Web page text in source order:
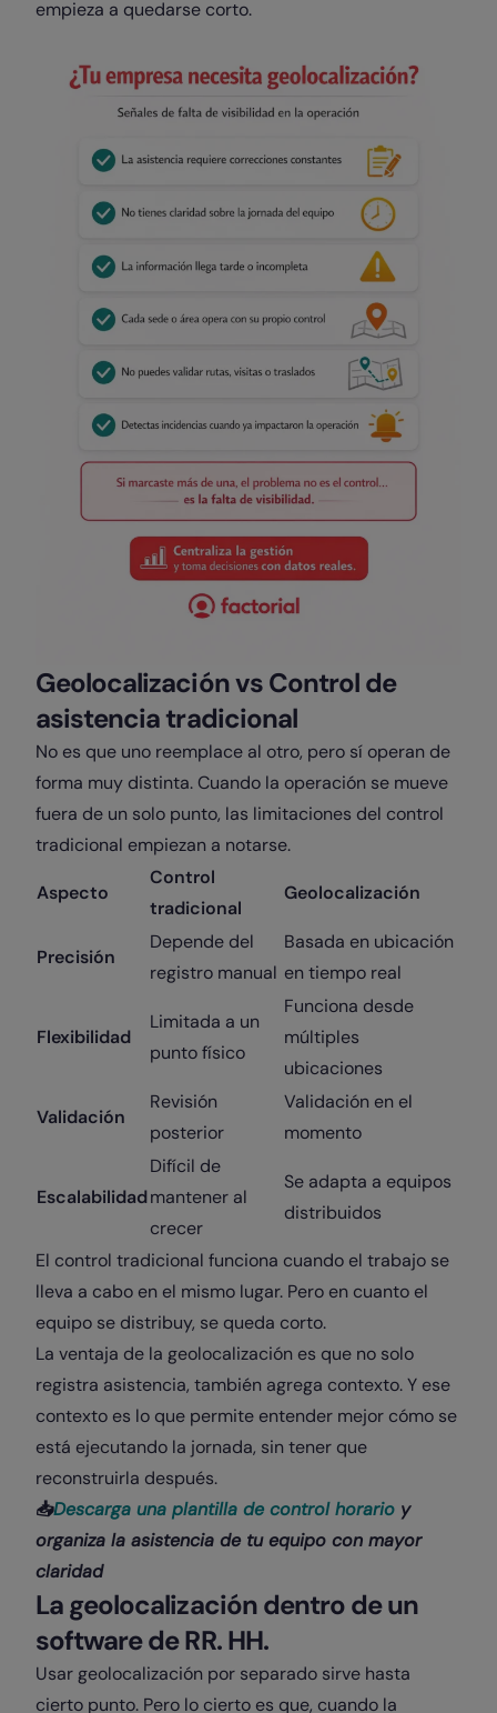
empieza a quedarse corto.
Geolocalización vs Control de
asistencia tradicional
No es que uno reemplace al otro, pero sí operan de
forma muy distinta. Cuando la operación se mueve
fuera de un solo punto, las limitaciones del control
tradicional empiezan a notarse.
Aspecto
Control
tradicional
Geolocalización
Precisión
Depende del
registro manual
Basada en ubicación
en tiempo real
Flexibilidad
Limitada a un
punto físico
Funciona desde
múltiples
ubicaciones
Validación
Revisión
posterior
Validación en el
momento
Escalabilidad
Difícil de
mantener al
crecer
Se adapta a equipos
distribuidos
El control tradicional funciona cuando el trabajo se
lleva a cabo en el mismo lugar. Pero en cuanto el
equipo se distribuy, se queda corto.
La ventaja de la geolocalización es que no solo
registra asistencia, también agrega contexto. Y ese
contexto es lo que permite entender mejor cómo se
está ejecutando la jornada, sin tener que
reconstruirla después.
📥Descarga una plantilla de control horario y
organiza la asistencia de tu equipo con mayor
claridad
La geolocalización dentro de un
software de RR. HH.
Usar geolocalización por separado sirve hasta
cierto punto. Pero lo cierto es que, cuando la